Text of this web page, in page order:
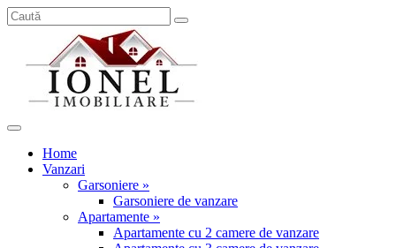
Home
Vanzari
Garsoniere »
Garsoniere de vanzare
Apartamente »
Apartamente cu 2 camere de vanzare